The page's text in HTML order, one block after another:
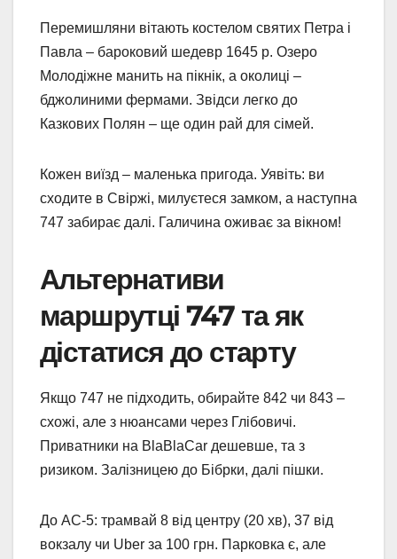
Перемишляни вітають костелом святих Петра і
Павла – бароковий шедевр 1645 р. Озеро
Молодіжне манить на пікнік, а околиці –
бджолиними фермами. Звідси легко до
Казкових Полян – ще один рай для сімей.
Кожен виїзд – маленька пригода. Уявіть: ви
сходите в Свіржі, милуєтеся замком, а наступна
747 забирає далі. Галичина оживає за вікном!
Альтернативи
маршрутці 747 та як
дістатися до старту
Якщо 747 не підходить, обирайте 842 чи 843 –
схожі, але з нюансами через Глібовичі.
Приватники на BlaBlaCar дешевше, та з
ризиком. Залізницею до Бібрки, далі пішки.
До АС-5: трамвай 8 від центру (20 хв), 37 від
вокзалу чи Uber за 100 грн. Парковка є, але